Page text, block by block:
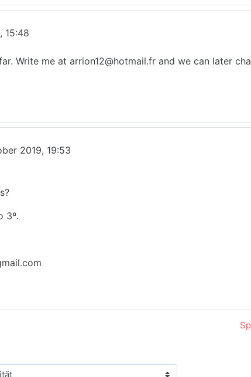
15:48
Write me at arrion12@hotmail.fr and we can later
2019, 19:53
3º.